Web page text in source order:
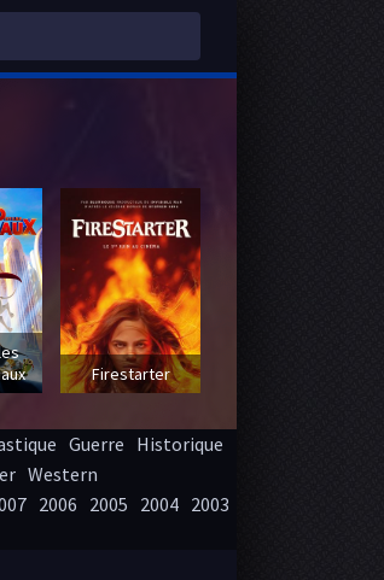
Guerre Historique
Western
2006 2005 2004 2003
Firestarter